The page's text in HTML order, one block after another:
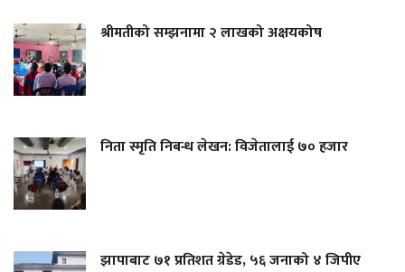
श्रीमतीको सम्झनामा २ लाखको अक्षयकोष
निता स्मृति निबन्ध लेखन: विजेतालाई ७० हजार
झापाबाट ७१ प्रतिशत ग्रेडेड, ५६ जनाको ४ जिपीए